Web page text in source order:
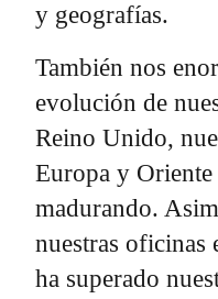
y geografías.
También nos
evolución de
Reino Unido,
Europa y
madurando.
nuestras
ha superado